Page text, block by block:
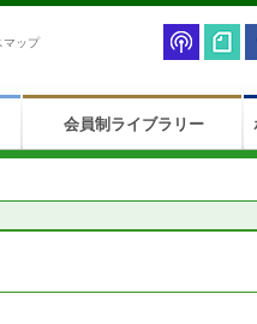
マップ
会員制ライブラリー